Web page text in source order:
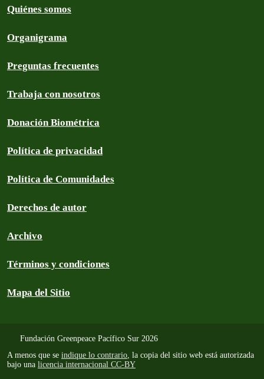
Quiénes somos
Organigrama
Preguntas frecuentes
Trabaja con nosotros
Donación Biométrica
Política de privacidad
Política de Comunidades
Derechos de autor
Archivo
Términos y condiciones
Mapa del Sitio
Fundación Greenpeace Pacífico Sur 2026
A menos que se indique lo contrario, la copia del sitio web está autorizada
bajo una licencia internacional CC-BY